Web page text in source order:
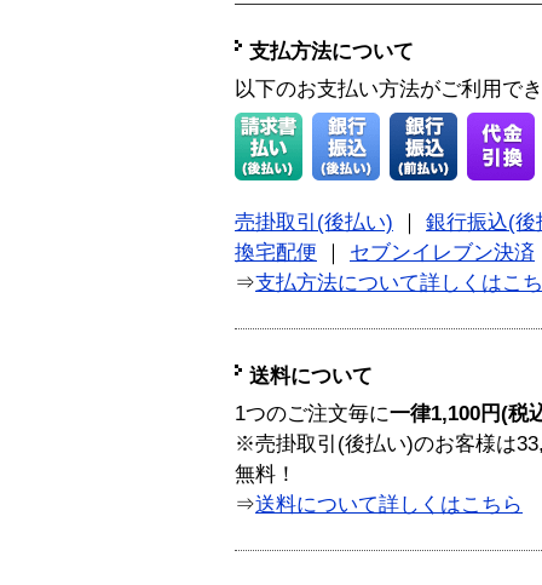
支払方法について
以下のお支払い方法がご利用で
売掛取引(後払い)
銀行振込(後
換宅配便
セブンイレブン決済
⇒支払方法について詳しくはこ
送料について
1つのご注文毎に一律1,100円(税
※売掛取引(後払い)のお客様は
無料！
⇒送料について詳しくはこちら